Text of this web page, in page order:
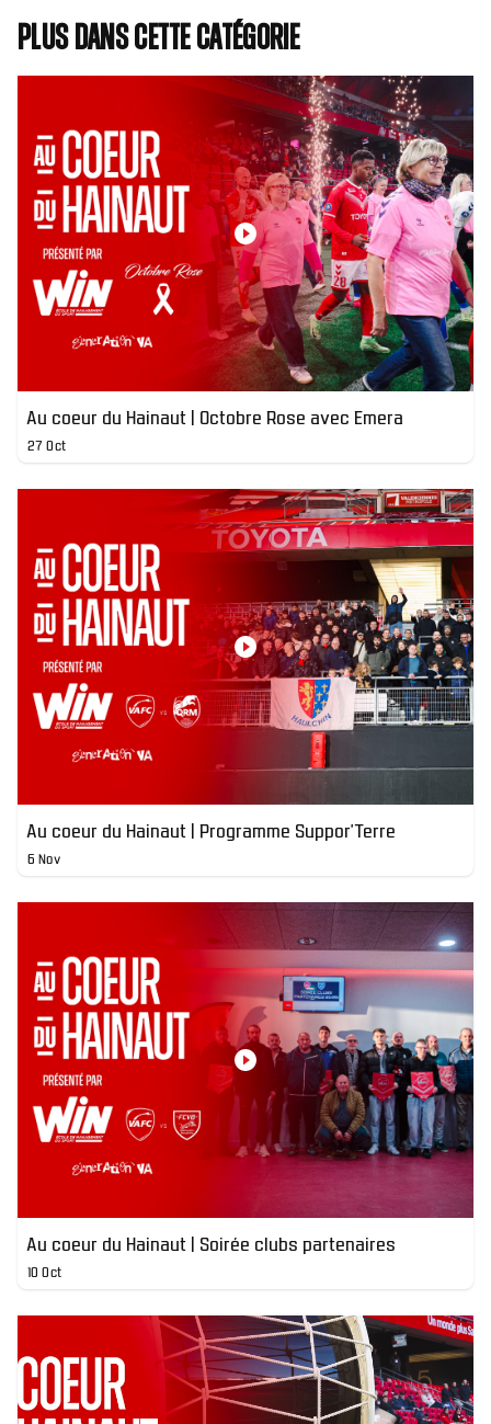
Plus dans cette catégorie
Au coeur du Hainaut | Octobre Rose avec Emera
27 Oct
Au coeur du Hainaut | Programme Suppor'Terre
6 Nov
Au coeur du Hainaut | Soirée clubs partenaires
10 Oct